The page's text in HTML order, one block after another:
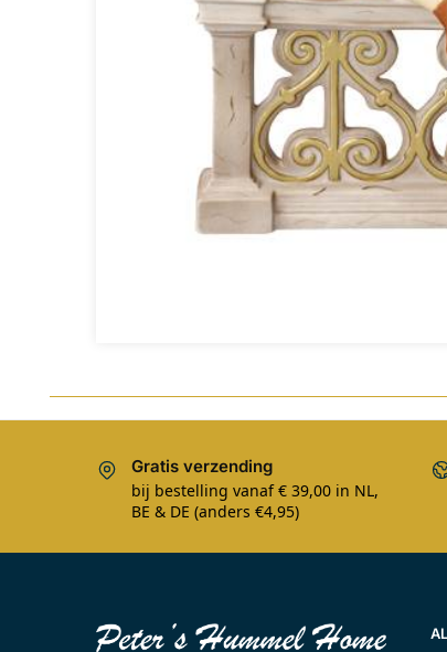
Gratis verzending
bij bestelling vanaf € 39,00 in NL,
BE & DE (anders €4,95)